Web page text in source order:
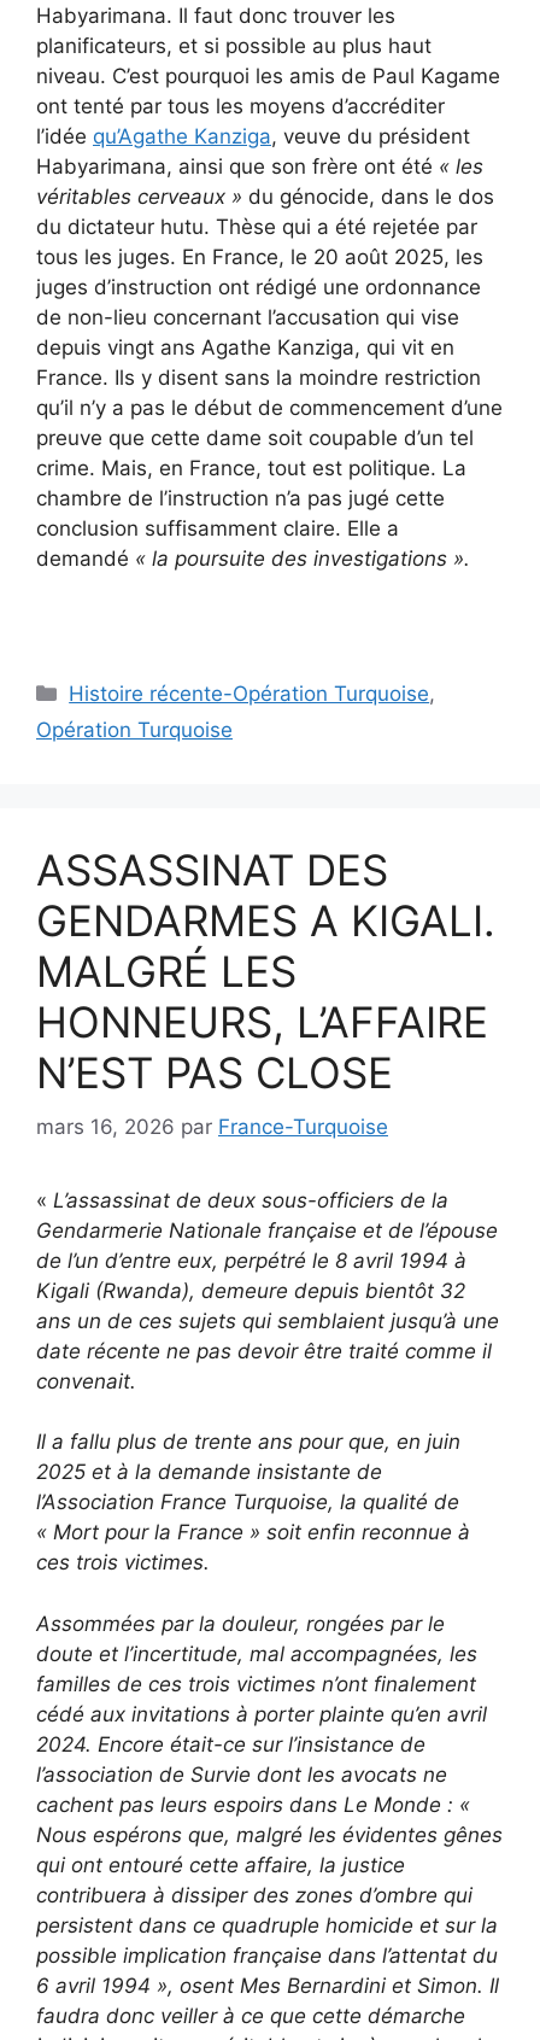
Habyarimana. Il faut donc trouver les
planificateurs, et si possible au plus haut
niveau. C’est pourquoi les amis de Paul Kagame
ont tenté par tous les moyens d’accréditer
l’idée qu’Agathe Kanziga, veuve du président
Habyarimana, ainsi que son frère ont été « les
véritables cerveaux » du génocide, dans le dos
du dictateur hutu. Thèse qui a été rejetée par
tous les juges. En France, le 20 août 2025, les
juges d’instruction ont rédigé une ordonnance
de non-lieu concernant l’accusation qui vise
depuis vingt ans Agathe Kanziga, qui vit en
France. Ils y disent sans la moindre restriction
qu’il n’y a pas le début de commencement d’une
preuve que cette dame soit coupable d’un tel
crime. Mais, en France, tout est politique. La
chambre de l’instruction n’a pas jugé cette
conclusion suffisamment claire. Elle a
demandé « la poursuite des investigations ».
Catégories
Histoire récente-Opération Turquoise,
Opération Turquoise
ASSASSINAT DES
GENDARMES A KIGALI.
MALGRÉ LES
HONNEURS, L’AFFAIRE
N’EST PAS CLOSE
mars 16, 2026 par France-Turquoise
« L’assassinat de deux sous-officiers de la
Gendarmerie Nationale française et de l’épouse
de l’un d’entre eux, perpétré le 8 avril 1994 à
Kigali (Rwanda), demeure depuis bientôt 32
ans un de ces sujets qui semblaient jusqu’à une
date récente ne pas devoir être traité comme il
convenait.
Il a fallu plus de trente ans pour que, en juin
2025 et à la demande insistante de
l’Association France Turquoise, la qualité de
« Mort pour la France » soit enfin reconnue à
ces trois victimes.
Assommées par la douleur, rongées par le
doute et l’incertitude, mal accompagnées, les
familles de ces trois victimes n’ont finalement
cédé aux invitations à porter plainte qu’en avril
2024. Encore était-ce sur l’insistance de
l’association de Survie dont les avocats ne
cachent pas leurs espoirs dans Le Monde : «
Nous espérons que, malgré les évidentes gênes
qui ont entouré cette affaire, la justice
contribuera à dissiper des zones d’ombre qui
persistent dans ce quadruple homicide et sur la
possible implication française dans l’attentat du
6 avril 1994 », osent Mes Bernardini et Simon. Il
faudra donc veiller à ce que cette démarche